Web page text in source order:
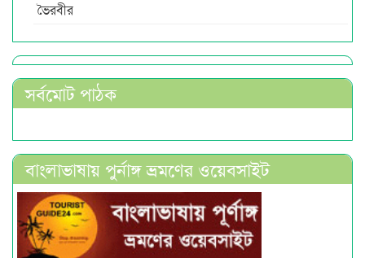
ভৈরবীর
সর্বমোট পাঠক
বাংলাভাষায় পুর্নাঙ্গ ভ্রমণের ওয়েবসাইট